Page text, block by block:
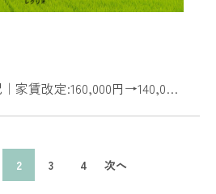
【サークル管理日記｜家賃改定:160,000円→140,000円】愛車と過ごす上質な時間。ガレー ジ付き賃貸「recreo」再募集
2 3 4 次へ